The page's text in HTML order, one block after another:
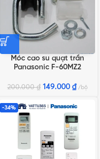
Móc cao su quạt trần
Panasonic F-60MZ2
200.000₫ 149.000 ₫ bộ
-34%